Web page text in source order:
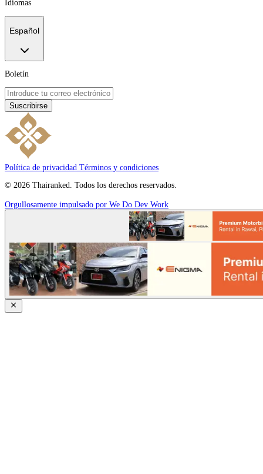
Idiomas
Español
Boletín
Suscribirse
Política de privacidad Términos y condiciones
© 2026 Thairanked. Todos los derechos reservados.
Orgullosamente impulsado por We Do Dev Work